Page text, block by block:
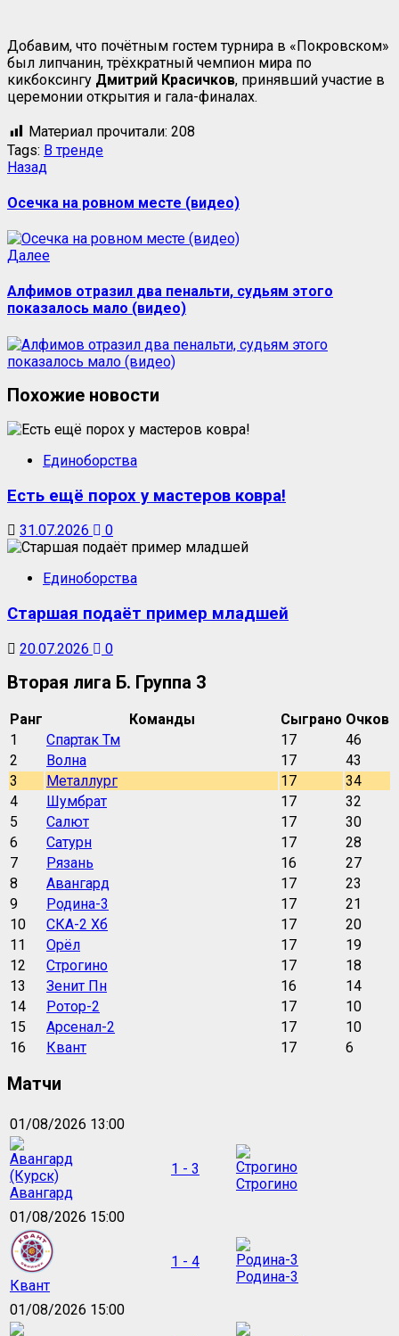
Добавим, что почётным гостем турнира в «Покровском»
был липчанин, трёхкратный чемпион мира по
кикбоксингу Дмитрий Красичков, принявший участие в
церемонии открытия и гала-финалах.
Материал прочитали: 208
Tags: В тренде
Навигация
записи
Назад
Осечка на ровном месте (видео)
ДалееСледующая
Алфимов отразил два пенальти, судьям этого
показалось мало (видео)
Похожие новости
Единоборства
Есть ещё порох у мастеров ковра!
31.07.2026 0
Единоборства
Старшая подаёт пример младшей
20.07.2026 0
Вторая лига Б. Группа 3
Ранг Команды Сыграно Очков
1
Спартак Тм 17
46
2
Волна 17
43
3
Металлург 17
34
4
Шумбрат 17
32
5
Салют 17
30
6
Сатурн 17
28
7
Рязань 16
27
8
Авангард 17
23
9
Родина-3 17
21
10
СКА-2 Хб 17
20
11
Орёл 17
19
12
Строгино 17
18
13
Зенит Пн 16
14
14
Ротор-2 17
10
15
Арсенал-2 17
10
16
Квант 17 6
Матчи
01/08/2026 13:00
Авангард
1 - 3
Строгино
01/08/2026 15:00
Квант
1 - 4
Родина-3
01/08/2026 15:00